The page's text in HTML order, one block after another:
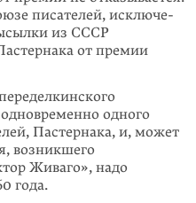
писателей, исклю­че­
из СССР
от премии
одного
Пастернака, и, может
возникшего
Живаго», надо
года.